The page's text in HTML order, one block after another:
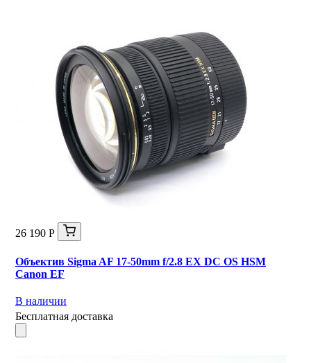
26 190 Р
Объектив Sigma AF 17-50mm f/2.8 EX DC OS HSM
Canon EF
В наличии
Бесплатная доставка